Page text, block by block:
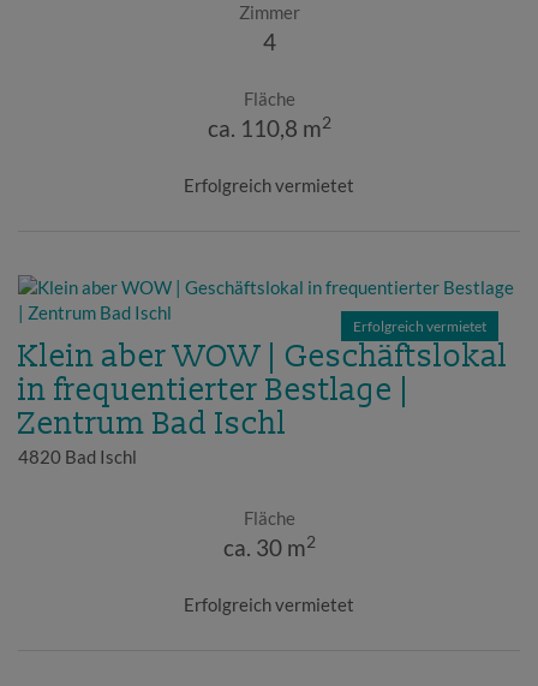
Zimmer
4
Fläche
ca. 110,8 m2
Erfolgreich vermietet
Erfolgreich vermietet
Klein aber WOW | Geschäftslokal
in frequentierter Bestlage |
Zentrum Bad Ischl
4820 Bad Ischl
Fläche
ca. 30 m2
Erfolgreich vermietet